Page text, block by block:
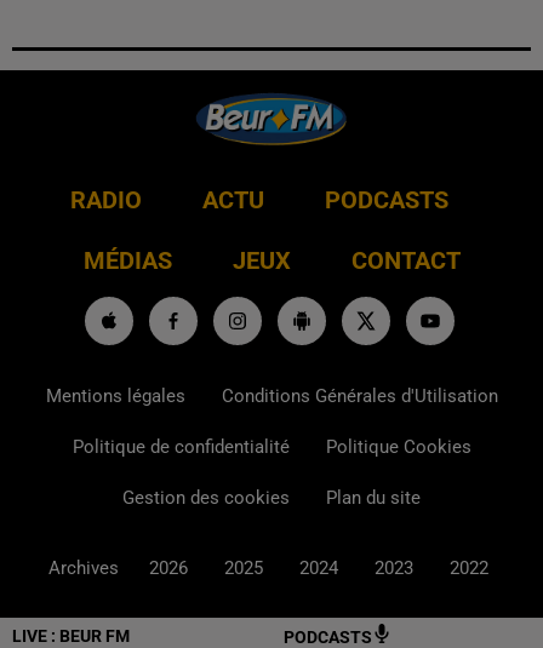
LIVE : BEUR FM PODCASTS
RADIO ACTU PODCASTS
MÉDIAS JEUX CONTACT
Mentions légales Conditions Générales d'Utilisation
Politique de confidentialité Politique Cookies
Gestion des cookies Plan du site
Archives 2026 2025 2024 2023 2022